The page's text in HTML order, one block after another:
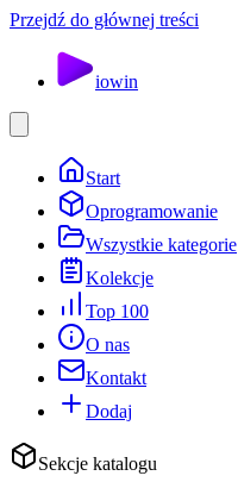
Przejdź do głównej treści
iowin
Start
Oprogramowanie
Wszystkie kategorie
Kolekcje
Top 100
O nas
Kontakt
Dodaj
Sekcje katalogu